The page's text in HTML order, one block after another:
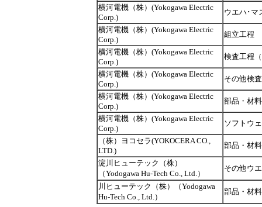
横河電機（株）(Yokogawa Electric
Corp.)
ウエハ･マ
横河電機（株）(Yokogawa Electric
Corp.)
組立工程
横河電機（株）(Yokogawa Electric
Corp.)
検査工程
横河電機（株）(Yokogawa Electric
Corp.)
その他検
横河電機（株）(Yokogawa Electric
Corp.)
部品・材
横河電機（株）(Yokogawa Electric
Corp.)
ソフトウ
（株）ヨコセラ(YOKOCERA CO.,
LTD.)
部品・材
淀川ヒューテック（株）
（Yodogawa Hu-Tech Co., Ltd.）
その他ウ
川ヒューテック（株）（Yodogawa
Hu-Tech Co., Ltd.）
部品・材